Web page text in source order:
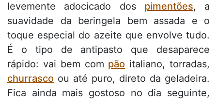
levemente adocicado dos pimentões, a
suavidade da beringela bem assada e o
toque especial do azeite que envolve tudo.
É o tipo de antipasto que desaparece
rápido: vai bem com pão italiano, torradas,
churrasco ou até puro, direto da geladeira.
Fica ainda mais gostoso no dia seguinte,